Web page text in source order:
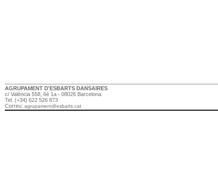
AGRUPAMENT D'ESBARTS DANSAIRES
c/ València 558, 6è 1a - 08026 Barcelona
Tel. (+34) 622 526 873
Correu: agrupament@esbarts.cat